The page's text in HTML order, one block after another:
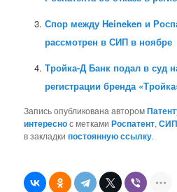
Спор между Heineken и
рассмотрен в СИП в ноябре
Тройка-Д Банк подал в суд
регистрации бренда
Запись опубликована автором
интереснос меткамиРоспатент,СИП
в закладкипостоянную ссылку.